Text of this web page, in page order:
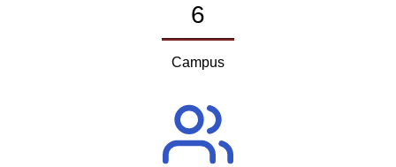
6
Campus